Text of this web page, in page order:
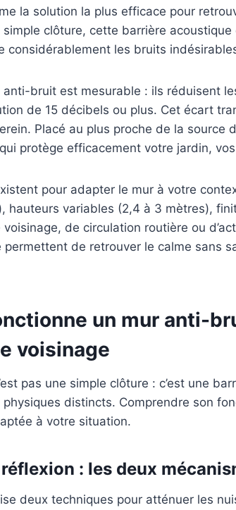
la solution la plus efficace pour
clôture, cette barrière
considérablement les bruits
anti-bruit est mesurable : ils réduisent
de 15 décibels ou plus. Cet écart
Placé au plus proche de la source
protège efficacement votre jardin,
pour adapter le mur à votre
hauteurs variables (2,4 à 3 mètres),
voisinage, de circulation routière ou
de retrouver le calme sans
un mur anti-
voisinage
pas une simple clôture : c’est une
distincts. Comprendre son
à votre situation.
: les deux
deux techniques pour atténuer les